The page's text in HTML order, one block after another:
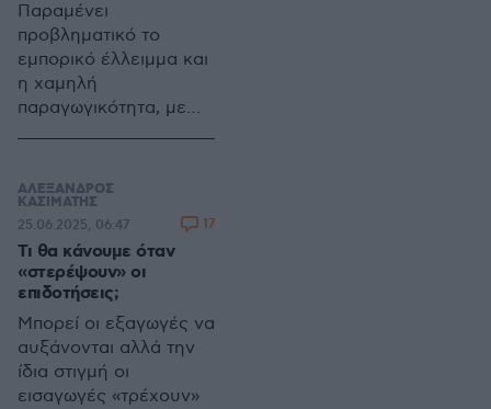
Παραμένει
προβληματικό το
εμπορικό έλλειμμα και
η χαμηλή
παραγωγικότητα, με
αναπτυξιακού
μοντέλου
ΑΛΕΞΑΝΔΡΟΣ
ΚΑΣΙΜΑΤΗΣ
Τι θα κάνουμε όταν
«στερέψουν» οι
επιδοτήσεις;
Μπορεί οι εξαγωγές να
αυξάνονται αλλά την
ίδια στιγμή οι
εισαγωγές «τρέχουν»
25.06.2025, 06:47 17